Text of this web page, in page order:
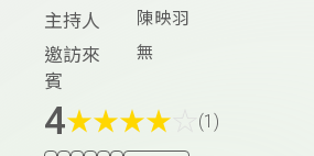
主持人 陳映羽
邀訪來
賓
無
4★★★★ (1)